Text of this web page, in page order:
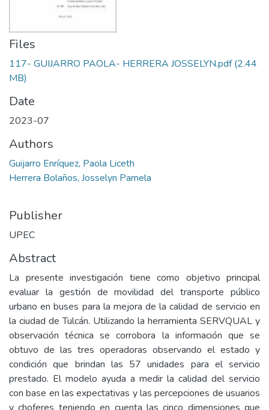
Files
117- GUIJARRO PAOLA- HERRERA JOSSELYN.pdf(2.44
MB)
Date
2023-07
Authors
Guijarro Enríquez, Paola Liceth
Herrera Bolaños, Josselyn Pamela
Publisher
UPEC
Abstract
La presente investigación tiene como objetivo principal
evaluar la gestión de movilidad del transporte público
urbano en buses para la mejora de la calidad de servicio en
la ciudad de Tulcán. Utilizando la herramienta SERVQUAL y
observación técnica se corrobora la información que se
obtuvo de las tres operadoras observando el estado y
condición que brindan las 57 unidades para el servicio
prestado. El modelo ayuda a medir la calidad del servicio
con base en las expectativas y las percepciones de usuarios